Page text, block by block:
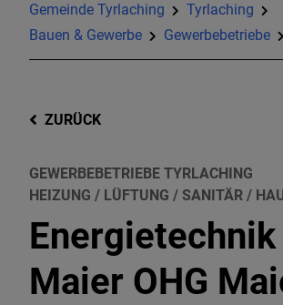
Gemeinde Tyrlaching
Tyrlaching
Bauen & Gewerbe
Gewerbebetriebe
ZURÜCK
GEWERBEBETRIEBE TYRLACHING
HEIZUNG / LÜFTUNG / SANITÄR /
Energietechnik
Maier OHG